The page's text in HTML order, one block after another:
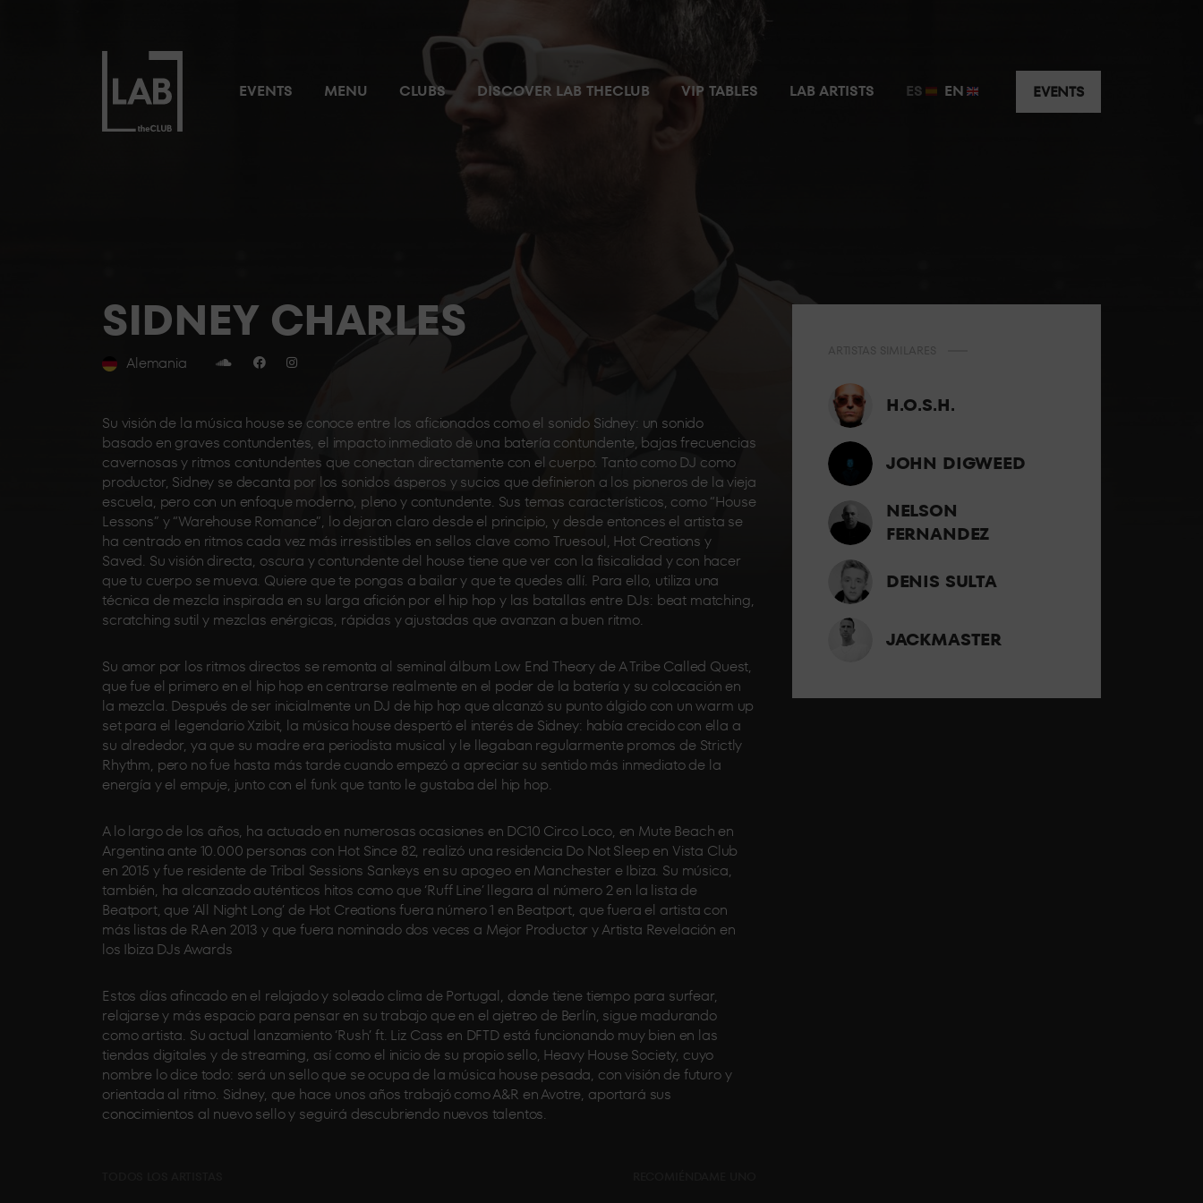
EVENTS MENU CLUBS DISCOVER LAB THECLUB VIP TABLES LAB ARTISTS ES EN EVENTS
SIDNEY CHARLES
Alemania
Su visión de la música house se conoce entre los aficionados como el sonido Sidney: un sonido
basado en graves contundentes, el impacto inmediato de una batería contundente, bajas frecuencias
cavernosas y ritmos contundentes que conectan directamente con el cuerpo. Tanto como DJ como
productor, Sidney se decanta por los sonidos ásperos y sucios que definieron a los pioneros de la vieja
escuela, pero con un enfoque moderno, pleno y contundente. Sus temas característicos, como “House
Lessons” y “Warehouse Romance”, lo dejaron claro desde el principio, y desde entonces el artista se
ha centrado en ritmos cada vez más irresistibles en sellos clave como Truesoul, Hot Creations y
Saved. Su visión directa, oscura y contundente del house tiene que ver con la fisicalidad y con hacer
que tu cuerpo se mueva. Quiere que te pongas a bailar y que te quedes allí. Para ello, utiliza una
técnica de mezcla inspirada en su larga afición por el hip hop y las batallas entre DJs: beat matching,
scratching sutil y mezclas enérgicas, rápidas y ajustadas que avanzan a buen ritmo.
Su amor por los ritmos directos se remonta al seminal álbum Low End Theory de A Tribe Called Quest,
que fue el primero en el hip hop en centrarse realmente en el poder de la batería y su colocación en
la mezcla. Después de ser inicialmente un DJ de hip hop que alcanzó su punto álgido con un warm up
set para el legendario Xzibit, la música house despertó el interés de Sidney: había crecido con ella a
su alrededor, ya que su madre era periodista musical y le llegaban regularmente promos de Strictly
Rhythm, pero no fue hasta más tarde cuando empezó a apreciar su sentido más inmediato de la
energía y el empuje, junto con el funk que tanto le gustaba del hip hop.
A lo largo de los años, ha actuado en numerosas ocasiones en DC10 Circo Loco, en Mute Beach en
Argentina ante 10.000 personas con Hot Since 82, realizó una residencia Do Not Sleep en Vista Club
en 2015 y fue residente de Tribal Sessions Sankeys en su apogeo en Manchester e Ibiza. Su música,
también, ha alcanzado auténticos hitos como que ‘Ruff Line’ llegara al número 2 en la lista de
Beatport, que ‘All Night Long’ de Hot Creations fuera número 1 en Beatport, que fuera el artista con
más listas de RA en 2013 y que fuera nominado dos veces a Mejor Productor y Artista Revelación en
los Ibiza DJs Awards
Estos días afincado en el relajado y soleado clima de Portugal, donde tiene tiempo para surfear,
relajarse y más espacio para pensar en su trabajo que en el ajetreo de Berlín, sigue madurando
como artista. Su actual lanzamiento ‘Rush’ ft. Liz Cass en DFTD está funcionando muy bien en las
tiendas digitales y de streaming, así como el inicio de su propio sello, Heavy House Society, cuyo
nombre lo dice todo: será un sello que se ocupa de la música house pesada, con visión de futuro y
orientada al ritmo. Sidney, que hace unos años trabajó como A&R en Avotre, aportará sus
conocimientos al nuevo sello y seguirá descubriendo nuevos talentos.
H.O.S.H.
JOHN DIGWEED
NELSON
FERNANDEZ
DENIS SULTA
JACKMASTER